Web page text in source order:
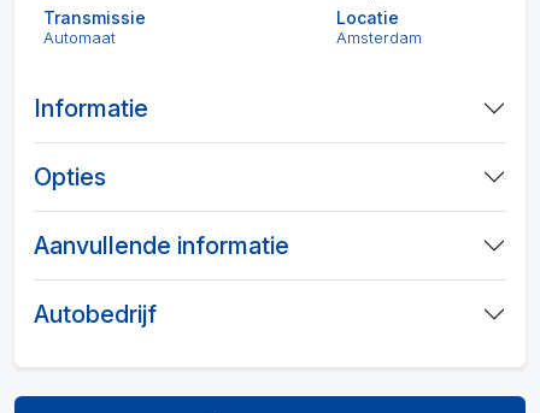
Transmissie
Automaat
Locatie
Amsterdam
Informatie
Opties
Aanvullende informatie
Autobedrijf